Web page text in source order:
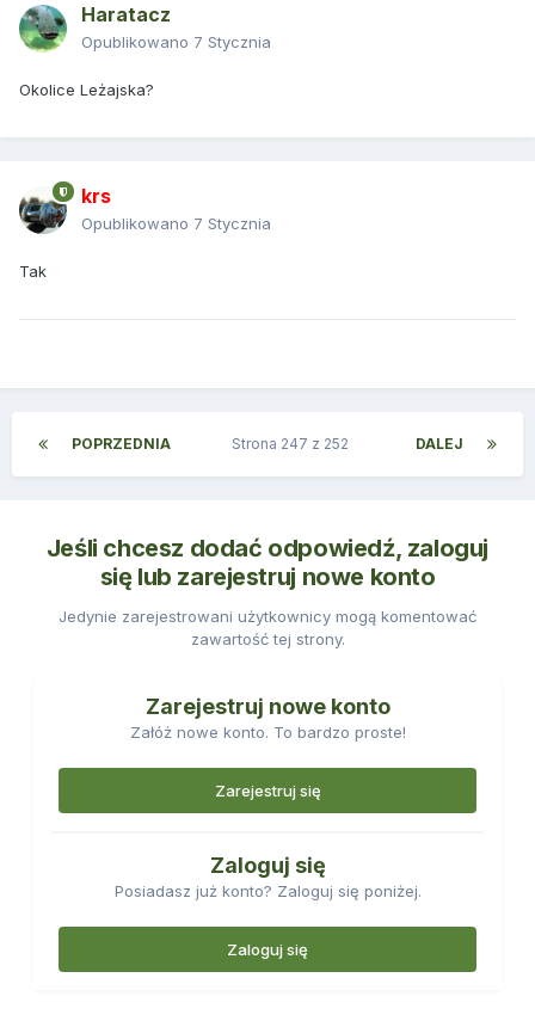
Haratacz
Opublikowano 7 Stycznia
Okolice Leżajska?
krs
Opublikowano 7 Stycznia
Tak
POPRZEDNIA DALEJ
Strona 247 z 252
Jeśli chcesz dodać odpowiedź, zaloguj
się lub zarejestruj nowe konto
Jedynie zarejestrowani użytkownicy mogą komentować
zawartość tej strony.
Zarejestruj nowe konto
Załóż nowe konto. To bardzo proste!
Zarejestruj się
Zaloguj się
Posiadasz już konto? Zaloguj się poniżej.
Zaloguj się